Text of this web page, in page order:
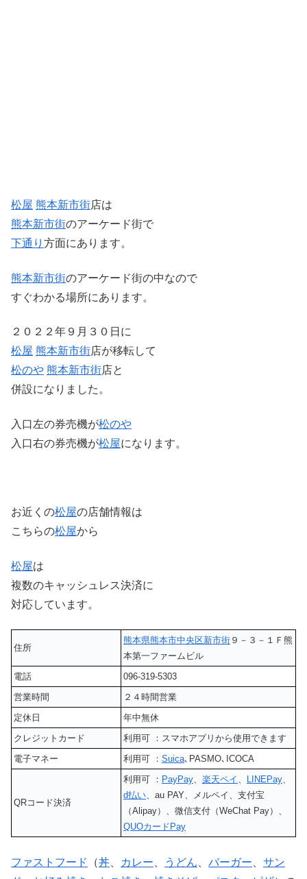
松屋 熊本新市街店は
熊本新市街のアーケード街で
下通り 方面にあります。
熊本新市街のアーケード街の中なので
すぐわかる場所にあります。
２０２２年９月３０日に
松屋 熊本新市街店が移転して
松のや 熊本新市街店と
併設になりました。
入口左の券売機が松のや
入口右の券売機が松屋になります。
お近くの松屋の店舗情報は
こちらの松屋から
松屋は
複数のキャッシュレス決済に
対応しています。
住所
熊本県熊本市中央区新市街 ９－３－１Ｆ熊
本第一ファームビル
電話
096-319-5303
営業時間
２４時間営業
定休日
年中無休
クレジットカード
利用可 ：スマホアプリから使用できます
電子マネー
利用可 ： Suica､PASMO､ICOCA
QRコード決済
利用可 ： PayPay、 楽天ペイ 、 LINEPay、
d払い、au PAY、メルペイ、支付宝
（Alipay）、微信支付（WeChat Pay）、
QUOカードPay
ファストフード （丼 カレー うどん バーガー
サン